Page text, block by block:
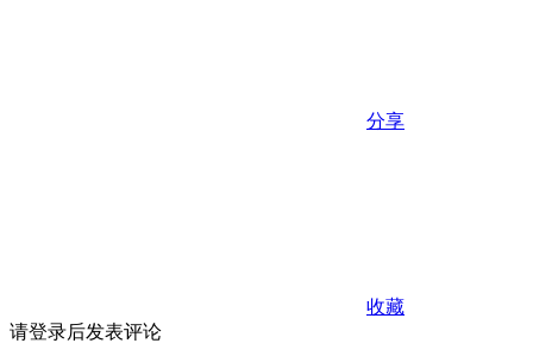
分享
收藏
请登录后发表评论